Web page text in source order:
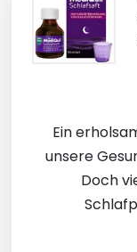
Ein
unsere
Doch